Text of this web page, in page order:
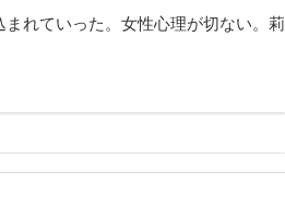
れていった。女性心理が切ない。莉